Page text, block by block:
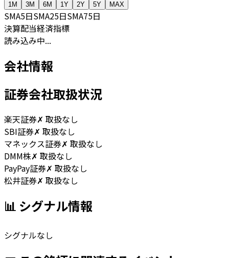
1M
3M 6M 1Y 2Y 5Y MAX
SMA5日SMA25日SMA75日
決算配当経済指標
読み込み中...
会社情報
証券会社取扱状況
楽天証券✗ 取扱なし
SBI証券✗ 取扱なし
マネックス証券✗ 取扱なし
DMM株✗ 取扱なし
PayPay証券✗ 取扱なし
松井証券✗ 取扱なし
📊 シグナル情報
シグナルなし